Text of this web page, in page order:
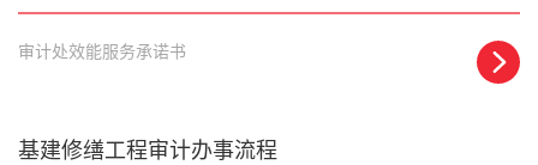
审计范围： ①年度预算追加及调整项目；
②800万元以上的大型基本建设工程项目； ③500
审计处效能服务承诺书
基建修缮工程审计办事流程